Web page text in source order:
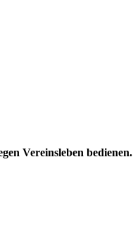
Vereinsleben bedienen.